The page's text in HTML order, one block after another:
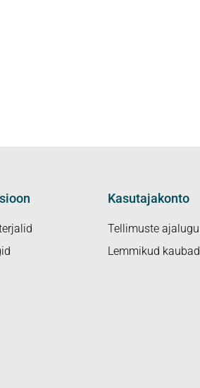
Kasutajakonto
Tellimuste ajalugu
Lemmikud kaubad